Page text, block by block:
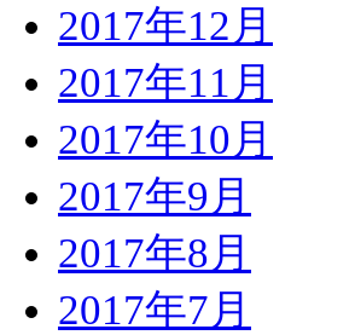
2017年12月
2017年11月
2017年10月
2017年9月
2017年8月
2017年7月